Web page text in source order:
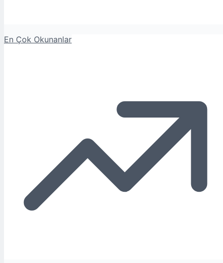
En Çok Okunanlar